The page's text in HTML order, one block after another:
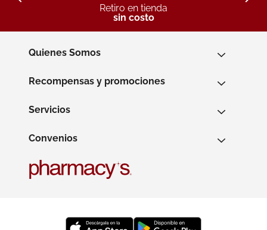
Retiro en tienda
sin costo
Quienes Somos
Recompensas y promociones
Servicios
Convenios